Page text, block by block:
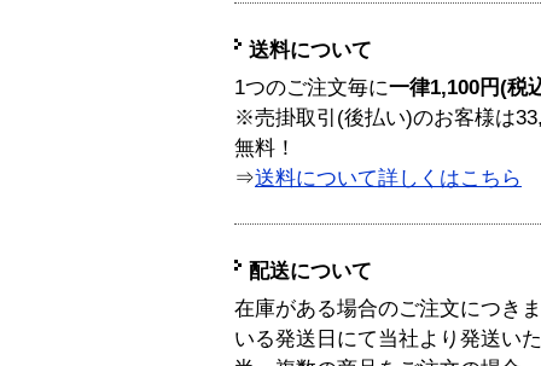
送料について
1つのご注文毎に一律1,100円(税
※売掛取引(後払い)のお客様は
無料！
⇒送料について詳しくはこちら
配送について
在庫がある場合のご注文につき
いる発送日にて当社より発送い